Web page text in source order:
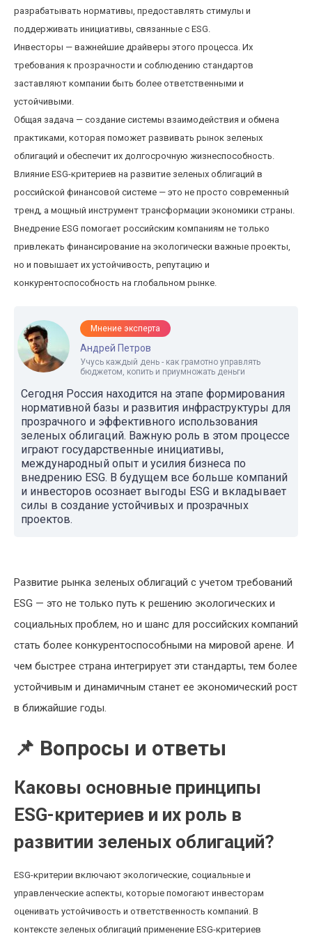
разрабатывать нормативы, предоставлять стимулы и
поддерживать инициативы, связанные с ESG.
Инвесторы — важнейшие драйверы этого процесса. Их
требования к прозрачности и соблюдению стандартов
заставляют компании быть более ответственными и
устойчивыми.
Общая задача — создание системы взаимодействия и обмена
практиками, которая поможет развивать рынок зеленых
облигаций и обеспечит их долгосрочную жизнеспособность.
Влияние ESG-критериев на развитие зеленых облигаций в
российской финансовой системе — это не просто современный
тренд, а мощный инструмент трансформации экономики страны.
Внедрение ESG помогает российским компаниям не только
привлекать финансирование на экологически важные проекты,
но и повышает их устойчивость, репутацию и
конкурентоспособность на глобальном рынке.
Мнение эксперта
Андрей Петров
Учусь каждый день - как грамотно управлять
бюджетом, копить и приумножать деньги
Сегодня Россия находится на этапе формирования
нормативной базы и развития инфраструктуры для
прозрачного и эффективного использования
зеленых облигаций. Важную роль в этом процессе
играют государственные инициативы,
международный опыт и усилия бизнеса по
внедрению ESG. В будущем все больше компаний
и инвесторов осознает выгоды ESG и вкладывает
силы в создание устойчивых и прозрачных
проектов.
Развитие рынка зеленых облигаций с учетом требований
ESG — это не только путь к решению экологических и
социальных проблем, но и шанс для российских компаний
стать более конкурентоспособными на мировой арене. И
чем быстрее страна интегрирует эти стандарты, тем более
устойчивым и динамичным станет ее экономический рост
в ближайшие годы.
📌 Вопросы и ответы
Каковы основные принципы
ESG-критериев и их роль в
развитии зеленых облигаций?
ESG-критерии включают экологические, социальные и
управленческие аспекты, которые помогают инвесторам
оценивать устойчивость и ответственность компаний. В
контексте зеленых облигаций применение ESG-критериев